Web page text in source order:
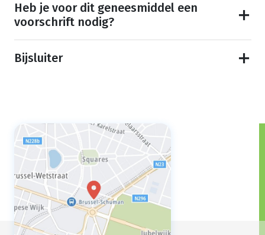
Heb je voor dit geneesmiddel een
voorschrift nodig?
Bijsluiter